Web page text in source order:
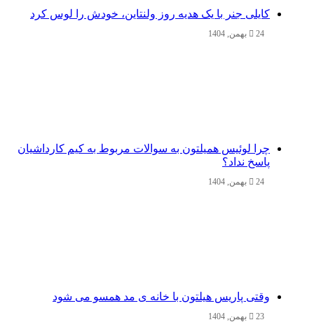
کایلی جنر با یک هدیه روز ولنتاین، خودش را لوس کرد
24 بهمن, 1404
چرا لوئیس همیلتون به سوالات مربوط به کیم کارداشیان
پاسخ نداد؟
24 بهمن, 1404
وقتی پاریس هیلتون با خانه‌ ی مد همسو می شود
23 بهمن, 1404